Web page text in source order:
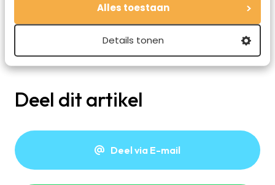
Alles toestaan
Details tonen
een bijzondere ring van jouw favoriete stad om je vinger!
Het duurt ongeveer twee tot drie weken voordat jou
eigen handgemaakte ring klaar is. Bestellen kun je doen
viade website.
Deel dit artikel
Deel via E-mail